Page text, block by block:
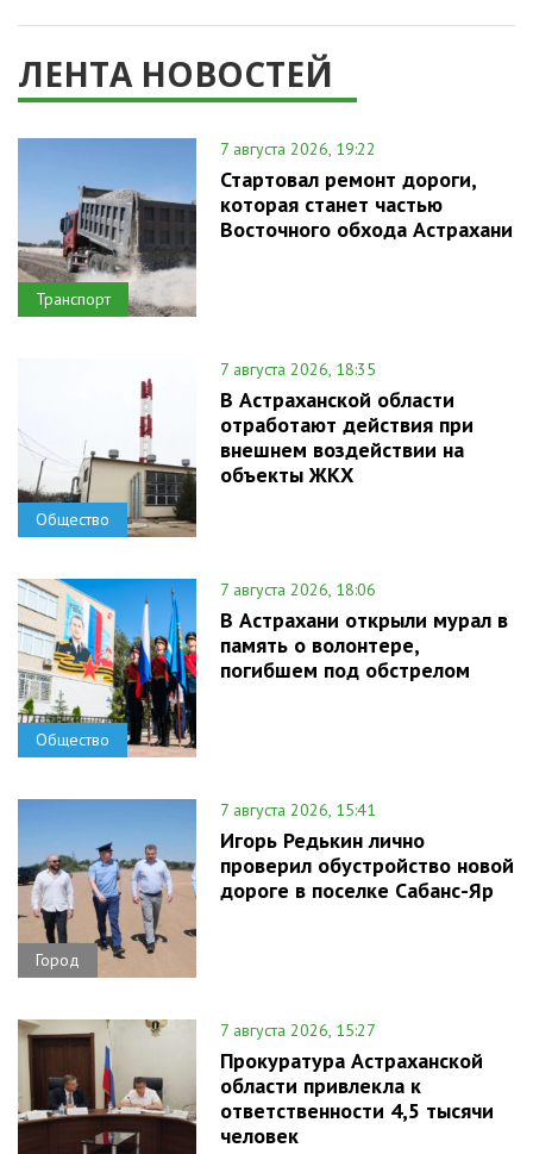
ЛЕНТА НОВОСТЕЙ
Транспорт
7 августа 2026, 19:22
Стартовал ремонт дороги,
которая станет частью
Восточного обхода Астрахани
Общество
7 августа 2026, 18:35
В Астраханской области
отработают действия при
внешнем воздействии на
объекты ЖКХ
Общество
7 августа 2026, 18:06
В Астрахани открыли мурал в
память о волонтере,
погибшем под обстрелом
Город
7 августа 2026, 15:41
Игорь Редькин лично
проверил обустройство новой
дороге в поселке Сабанс-Яр
7 августа 2026, 15:27
Прокуратура Астраханской
области привлекла к
ответственности 4,5 тысячи
человек